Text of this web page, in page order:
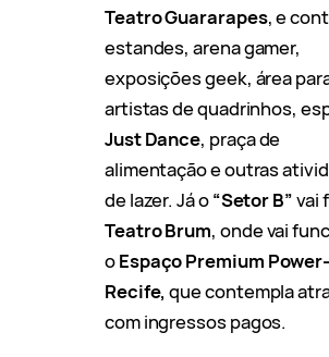
Teatro Guararapes, e
estandes, arena gamer,
exposições geek, área
artistas de quadrinhos,
Just Dance, praça de
alimentação e outras
de lazer. Já o“Setor B”vai
Teatro Brum, onde vai
oEspaçoPremium
Recife,que contempla
com ingressos pagos.